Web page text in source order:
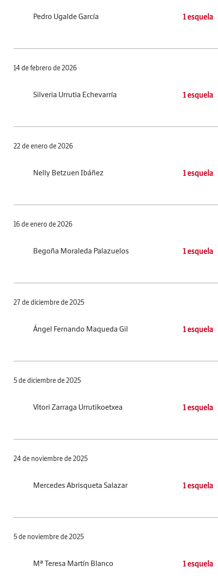
Pedro Ugalde García 1 esquela
14 de febrero de 2026
Silveria Urrutia Echevarría 1 esquela
22 de enero de 2026
Nelly Betzuen Ibáñez 1 esquela
16 de enero de 2026
Begoña Moraleda Palazuelos 1 esquela
27 de diciembre de 2025
Ángel Fernando Maqueda Gil 1 esquela
5 de diciembre de 2025
Vitori Zarraga Urrutikoetxea 1 esquela
24 de noviembre de 2025
Mercedes Abrisqueta Salazar 1 esquela
5 de noviembre de 2025
Mª Teresa Martín Blanco 1 esquela